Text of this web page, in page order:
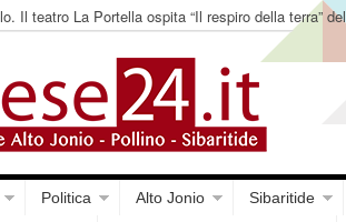
Il teatro La Portella ospita “Il respiro della terra” del
365
Politica Alto Jonio Sibaritide